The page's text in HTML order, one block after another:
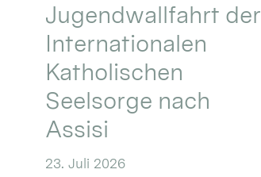
Jugendwallfahrt der
Internationalen
Katholischen
Seelsorge nach
Assisi
23. Juli 2026